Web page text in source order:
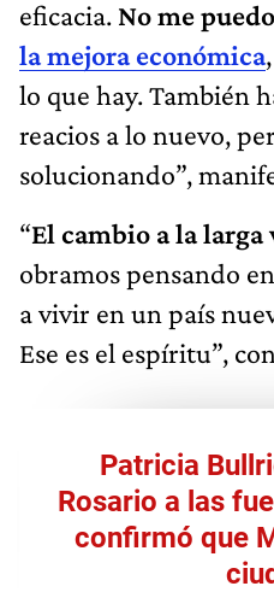
eficacia. No me
la mejora económica
lo que hay. También
reacios a lo nuevo,
solucionando”,
“El cambio a la larga
obramos pensando
a vivir en un país
Ese es el espíritu”,
Patricia
Rosario a las
confirmó que